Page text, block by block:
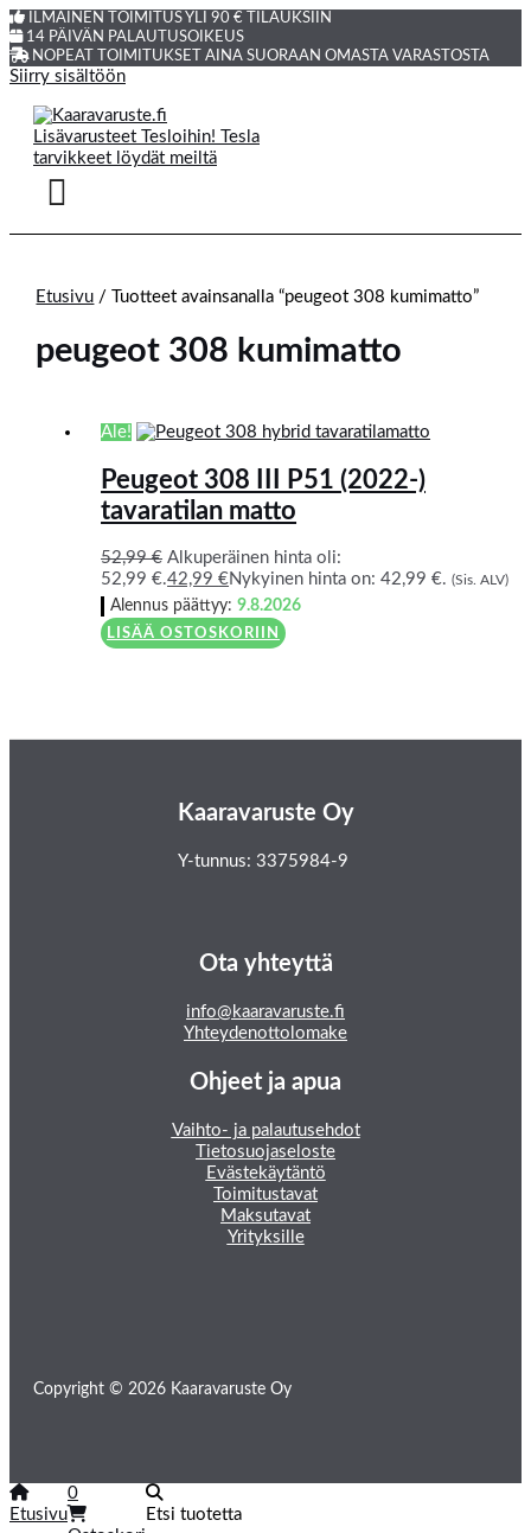
ILMAINEN TOIMITUS YLI 90 € TILAUKSIIN
14 PÄIVÄN PALAUTUSOIKEUS
NOPEAT TOIMITUKSET AINA SUORAAN OMASTA VARASTOSTA
Siirry sisältöön
Etusivu / Tuotteet avainsanalla “peugeot 308 kumimatto”
peugeot 308 kumimatto
Ale!
Peugeot 308 III P51 (2022-)
tavaratilan matto
52,99€ Alkuperäinen hinta oli:
52,99 €.42,99€Nykyinen hinta on: 42,99 €. (Sis. ALV)
Alennus päättyy:9.8.2026
LISÄÄ OSTOSKORIIN
Kaaravaruste Oy
Y-tunnus: 3375984-9
Ota yhteyttä
info@kaaravaruste.fi
Yhteydenottolomake
Ohjeet ja apua
Vaihto- ja palautusehdot
Tietosuojaseloste
Evästekäytäntö
Toimitustavat
Maksutavat
Yrityksille
Copyright © 2026 Kaaravaruste Oy
Etusivu
0
Etsi tuotetta